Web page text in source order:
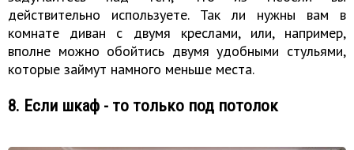
действительно используете. Так ли нужны вам в
комнате диван с двумя креслами, или, например,
вполне можно обойтись двумя удобными стульями,
которые займут намного меньше места.
8. Если шкаф - то только под потолок